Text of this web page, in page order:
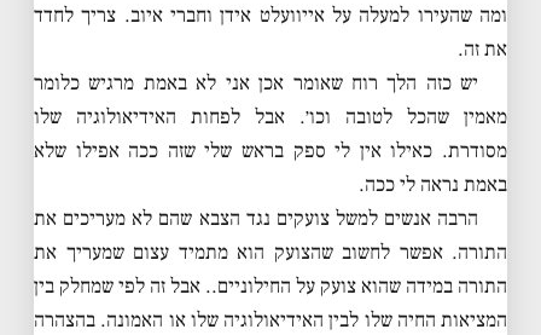
ומה שהעירו למעלה על אייוועלט אידן וחברי איוב. צריך לחדד
את זה.
יש כזה הלך רוח שאומר אכן אני לא באמת מרגיש כלומר
מאמין שהכל לטובה וכו׳. אבל לפחות האידיאולוגיה שלו
מסודרת. כאילו אין לי ספק בראש שלי שזה ככה אפילו שלא
באמת נראה לי ככה.
הרבה אנשים למשל צועקים נגד הצבא שהם לא מעריכים את
התורה. אפשר לחשוב שהצועק הוא מתמיד עצום שמעריך את
התורה במידה שהוא צועק על החילוניים.. אבל זה לפי שמחלק בין
המציאות החיה שלו לבין האידיאולוגיה שלו או האמונה. בהצהרה